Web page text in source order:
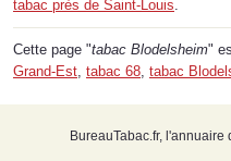
tabac près de Saint-Louis.
Cette page "tabac Blodelsheim"
Grand-Est, tabac 68, tabac
BureauTabac.fr,